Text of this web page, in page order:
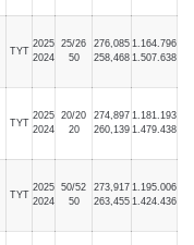
TYT
2025
2024
25/26
50
276,085
258,468
1.164.796
1.507.638
TYT
2025
2024
20/20
20
274,897
260,139
1.181.193
1.479.438
TYT
2025
2024
50/52
50
273,917
263,455
1.195.006
1.424.436